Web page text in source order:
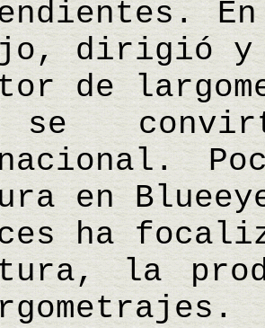
dirigió y
de
se
en
ha
la